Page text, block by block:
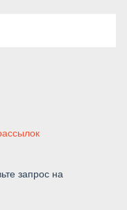
запрос на